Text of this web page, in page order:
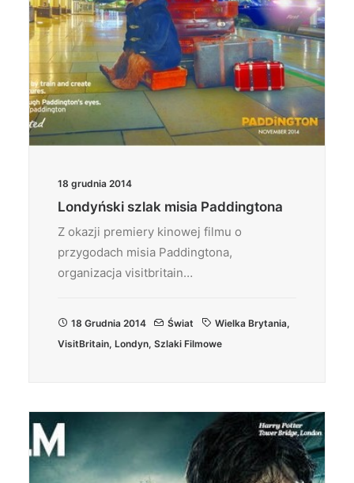
18 grudnia 2014
Londyński szlak misia Paddingtona
Z okazji premiery kinowej filmu o
przygodach misia Paddingtona,
organizacja visitbritain…
18 Grudnia 2014 Świat Wielka Brytania,
VisitBritain, Londyn, Szlaki Filmowe